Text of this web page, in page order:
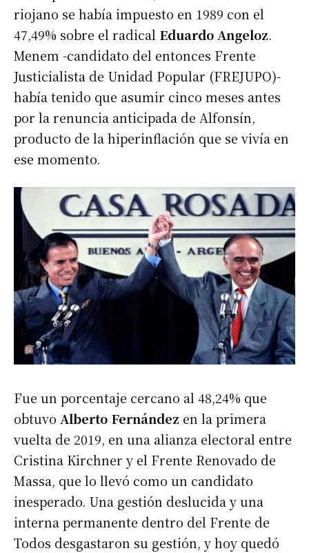
riojano se había impuesto en 1989 con el
47,49% sobre el radical Eduardo Angeloz.
Menem -candidato del entonces Frente
Justicialista de Unidad Popular (FREJUPO)-
había tenido que asumir cinco meses antes
por la renuncia anticipada de Alfonsín,
producto de la hiperinflación que se vivía en
ese momento.
Fue un porcentaje cercano al 48,24% que
obtuvo Alberto Fernández en la primera
vuelta de 2019, en una alianza electoral entre
Cristina Kirchner y el Frente Renovado de
Massa, que lo llevó como un candidato
inesperado. Una gestión deslucida y una
interna permanente dentro del Frente de
Todos desgastaron su gestión, y hoy quedó